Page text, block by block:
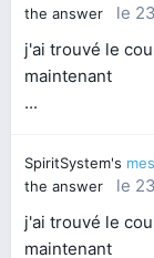
the answer
le
j'ai trouvé le
maintenant
...
SpiritSystem's
the answer
le
j'ai trouvé le
maintenant